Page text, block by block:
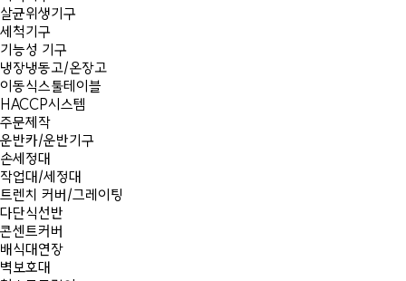
살균위생기구
세척기구
기능성 기구
냉장냉동고/온장고
이동식스툴테이블
HACCP시스템
주문제작
운반카/운반기구
손세정대
작업대/세정대
트렌치 커버/그레이팅
다단식선반
콘센트커버
배식대연장
벽보호대